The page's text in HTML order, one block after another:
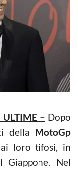
ULTIME – Dopo
della MotoGp
loro tifosi, in
Giappone. Nel